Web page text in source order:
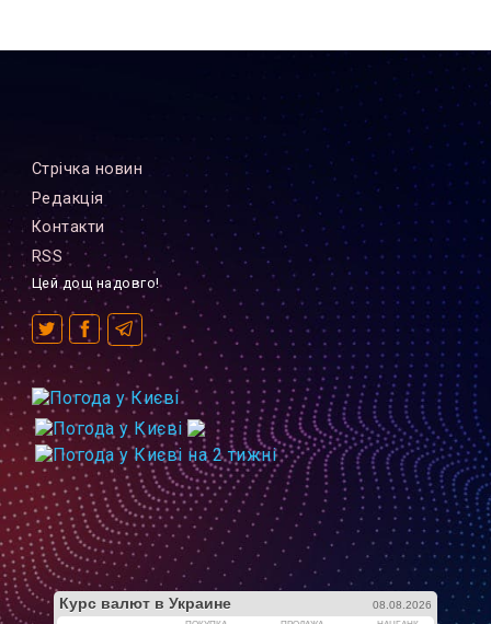
Стрiчка новин
Редакцiя
Контакти
RSS
Цей дощ надовго!